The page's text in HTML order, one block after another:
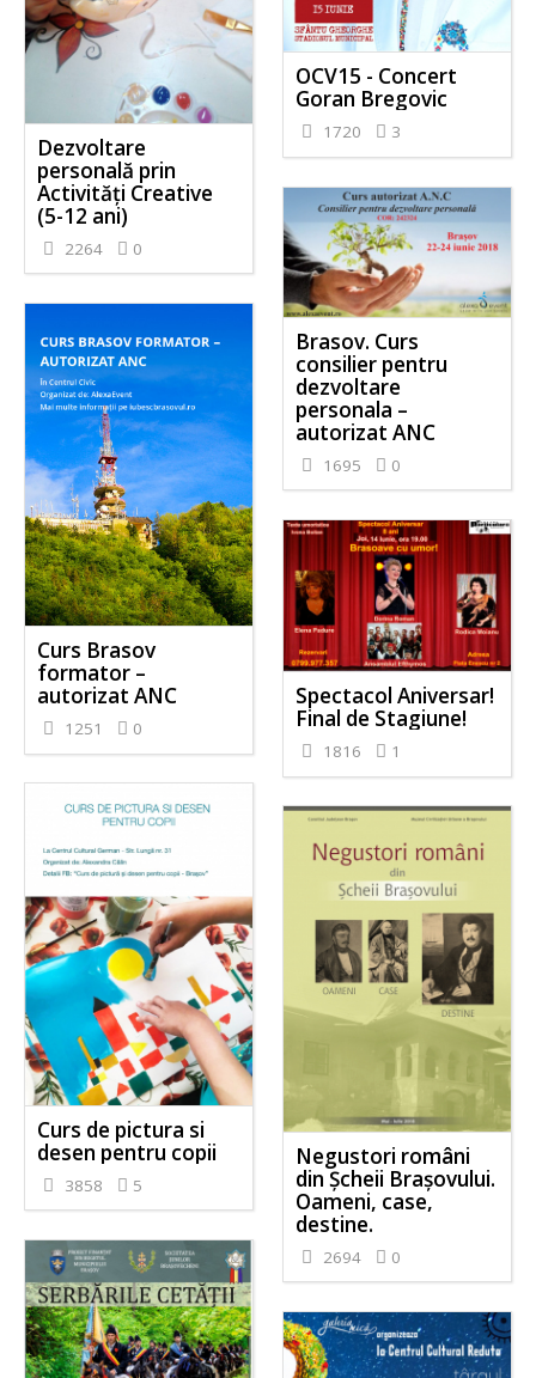
OCV15 - Concert
Goran Bregovic
1720 3
Dezvoltare
personală prin
Activităţi Creative
(5-12 ani)
2264 0
Brasov. Curs
consilier pentru
dezvoltare
personala –
autorizat ANC
1695 0
Curs Brasov
formator –
autorizat ANC
1251 0
Spectacol Aniversar!
Final de Stagiune!
1816 1
Curs de pictura si
desen pentru copii
3858 5
Negustori români
din Șcheii Brașovului.
Oameni, case,
destine.
2694 0